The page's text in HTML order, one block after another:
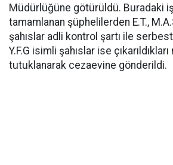
Müdürlüğüne götürüldü. Buradaki
tamamlanan şüphelilerden E.T.,
şahıslar adli kontrol şartı ile serbest
Y.F.G isimli şahıslar ise
tutuklanarak cezaevine gönderildi.